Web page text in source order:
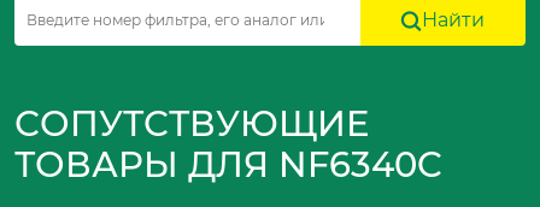
Найти
СОПУТСТВУЮЩИЕ
ТОВАРЫ ДЛЯ NF6340C